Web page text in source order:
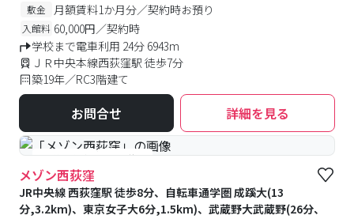
敷金 月額賃料1か月分／契約時お預り
入館料 60,000円／契約時
学校まで電車利用 24分 6943m
ＪＲ中央本線西荻窪駅 徒歩7分
築19年／RC3階建て
お問合せ 詳細を見る
#予約受付中 #空室待ち
メゾン西荻窪
JR中央線 西荻窪駅 徒歩8分、自転車通学圏 成蹊大(13
分,3.2km)、東京女子大6分,1.5km)、武蔵野大武蔵野(26分、